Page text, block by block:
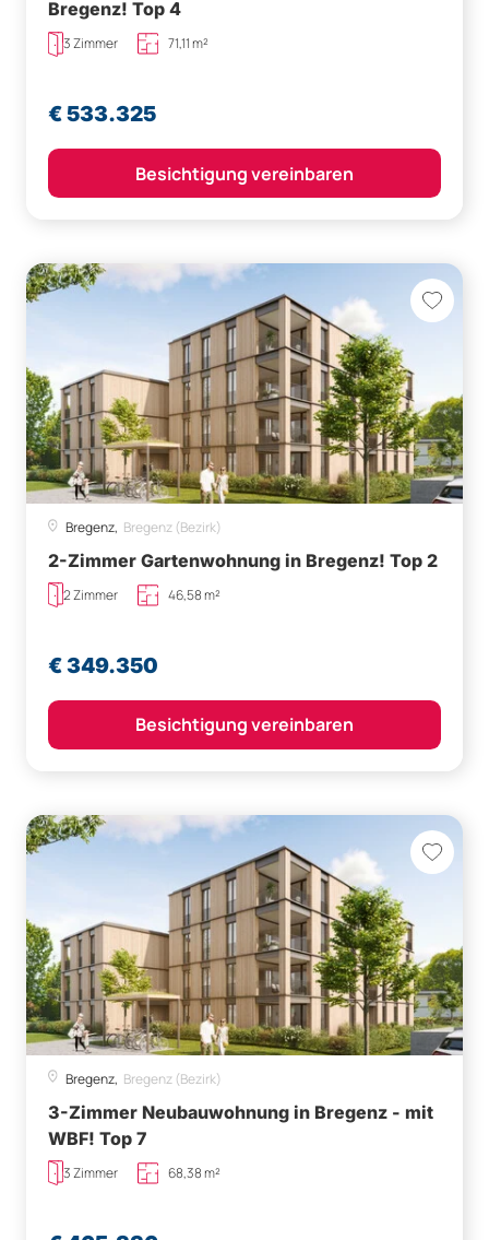
Bregenz! Top 4
3 Zimmer 71,11 m²
€ 533.325
Besichtigung vereinbaren
Bregenz, Bregenz (Bezirk)
2-Zimmer Gartenwohnung in Bregenz! Top 2
2 Zimmer 46,58 m²
€ 349.350
Besichtigung vereinbaren
Bregenz, Bregenz (Bezirk)
3-Zimmer Neubauwohnung in Bregenz - mit
WBF! Top 7
3 Zimmer 68,38 m²